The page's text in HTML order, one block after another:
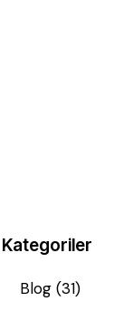
Kategoriler
Blog (31)